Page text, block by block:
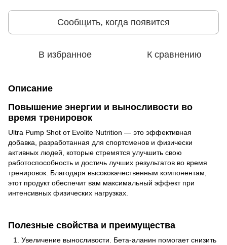
Сообщить, когда появится
В избранное К сравнению
Описание
Повышение энергии и выносливости во
время тренировок
Ultra Pump Shot от Evolite Nutrition — это эффективная
добавка, разработанная для спортсменов и физически
активных людей, которые стремятся улучшить свою
работоспособность и достичь лучших результатов во время
тренировок. Благодаря высококачественным компонентам,
этот продукт обеспечит вам максимальный эффект при
интенсивных физических нагрузках.
Полезные свойства и преимущества
Увеличение выносливости. Бета-аланин помогает снизить